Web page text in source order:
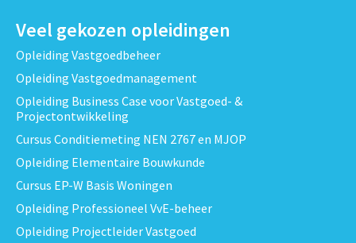
Veel gekozen opleidingen
Opleiding Vastgoedbeheer
Opleiding Vastgoedmanagement
Opleiding Business Case voor Vastgoed- &
Projectontwikkeling
Cursus Conditiemeting NEN 2767 en MJOP
Opleiding Elementaire Bouwkunde
Cursus EP-W Basis Woningen
Opleiding Professioneel VvE-beheer
Opleiding Projectleider Vastgoed